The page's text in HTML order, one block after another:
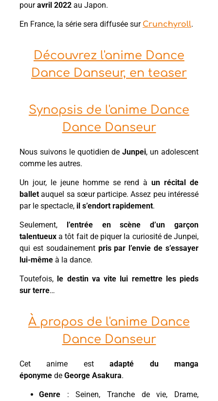
pouravril 2022 au Japon.
En France, la série sera diffusée sur Crunchyroll.
Découvrez l'anime Dance
Dance Danseur, en teaser
Synopsis de l'anime Dance
Dance Danseur
Nous suivons le quotidien deJunpei, un adolescent
comme les autres.
Un jour, le jeune homme se rend àun récital de
ballet auquel sa sœur participe. Assez peu intéressé
par le spectacle, il s’endort rapidement.
Seulement,
l’entrée en scène d’un garçon
talentueux a tôt fait de piquer la curiosité de Junpei,
qui est soudainement pris par l’envie de s’essayer
lui-même à la dance.
Toutefois, le destin va vite lui remettre les pieds
sur terre…
À propos de l'anime Dance
Dance Danseur
Cet anime estadapté du manga
éponyme de George Asakura.
Genre : Seinen, Tranche de vie, Drame,